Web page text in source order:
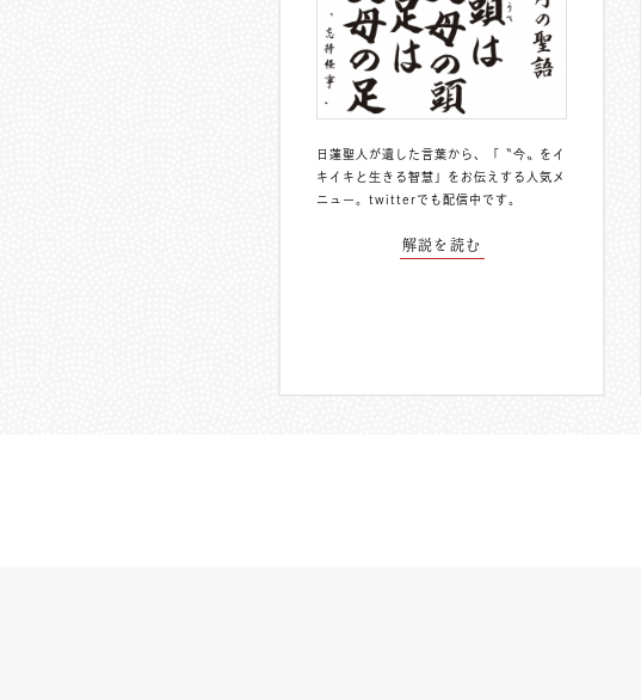
日蓮聖人が遺した言葉から、「〝今〟をイ
キイキと生きる智慧」をお伝えする人気メ
ニュー。 twitterでも配信中 です。
解説を読む